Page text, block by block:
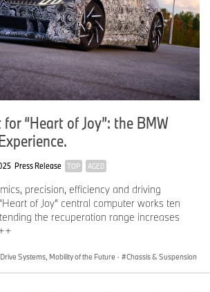
“Heart of Joy”: the BMW
Press Release TOP AGED
precision, efficiency and driving
of Joy” central computer works ten
the recuperation range increases
Systems, Mobility of the Future · Chassis & Suspension